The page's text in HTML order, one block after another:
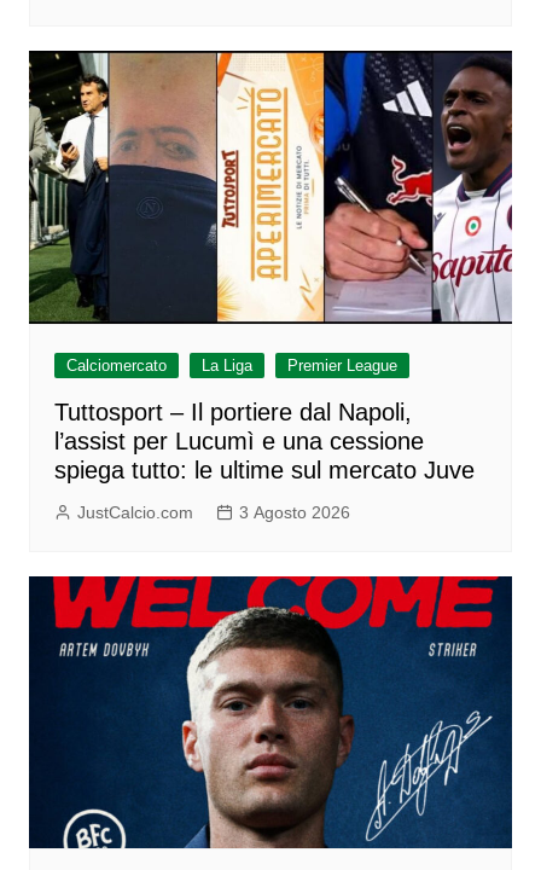
Calciomercato La Liga Premier League
Tuttosport – Il portiere dal Napoli,
l’assist per Lucumì e una cessione
spiega tutto: le ultime sul mercato Juve
JustCalcio.com 3 Agosto 2026